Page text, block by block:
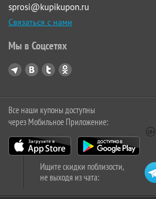
sprosi@kupikupon.ru
Связаться с нами
Мы в Соцсетях
Все наши купоны доступны
через Мобильное Приложение:
Ищите скидки поблизости,
не выходя из чата: